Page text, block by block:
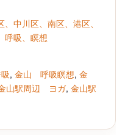
中川区、南区、港区、
呼吸、瞑想
, 金山 呼吸瞑想, 金
山駅周辺 ヨガ, 金山駅